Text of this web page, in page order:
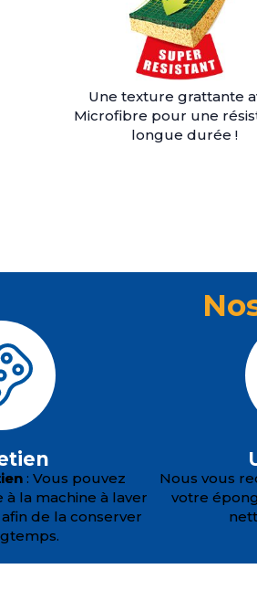
Une texture grattante
Microfibre pour une
longue durée !
: Vous pouvez
la machine à laver
de la conserver
Nous vous
votre